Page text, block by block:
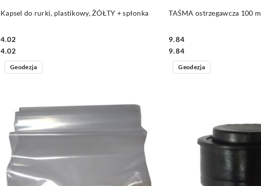
Kapsel do rurki, plastikowy, ŻÓŁTY + spłonka
Cena:
4.02
Cena:
4.02
DO KOSZYKA TAŚMA ostrzegawcza 100 m
Cena:
9.84
Cena:
9.84
Geodezja Geodezja